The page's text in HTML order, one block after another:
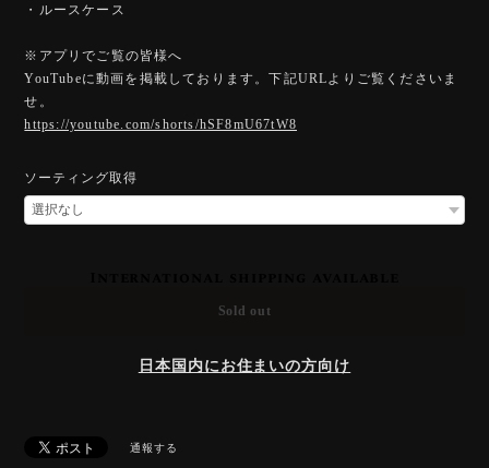
・ルースケース
※アプリでご覧の皆様へ
YouTubeに動画を掲載しております。下記URLよりご覧くださいま
せ。
https://youtube.com/shorts/hSF8mU67tW8
ソーティング取得
Sold out
日本国内にお住まいの方向け
通報する